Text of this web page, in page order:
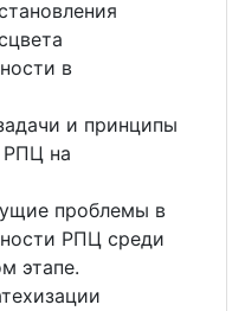
в
и принципы
РПЦ на
проблемы в
РПЦ среди
этапе.